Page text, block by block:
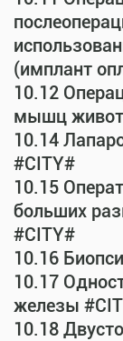
(имплант
10.12
мышц
10.14
#CITY#
10.15
больших
#CITY#
10.16
10.17
железы
10.18